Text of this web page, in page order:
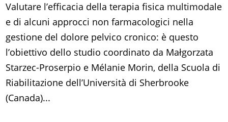
Valutare l’efficacia della terapia fisica multimodale
e di alcuni approcci non farmacologici nella
gestione del dolore pelvico cronico: è questo
l’obiettivo dello studio coordinato da Małgorzata
Starzec-Proserpio e Mélanie Morin, della Scuola di
Riabilitazione dell’Università di Sherbrooke
(Canada)...